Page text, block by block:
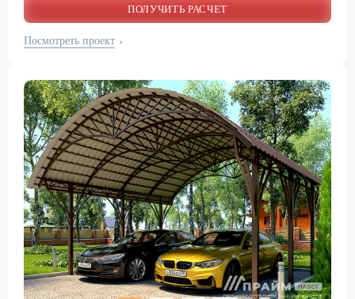
ПОЛУЧИТЬ РАСЧЕТ
Посмотреть проект ›